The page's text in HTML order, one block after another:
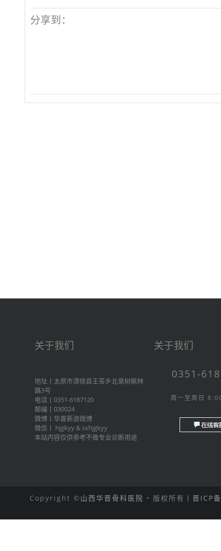
分享到：
关于我们
地址丨太原市清徐县王答乡北录树枫林
路3号
电话丨0351-6187120
邮编丨030024
微博丨 华晋新浪微博
微信丨 hjgkyy & sxhjgkyy
本站内容仅供参考不做专业诊断用途
关于我们
0351-
周一至周日
Copyright © 山西华晋骨科医院 • 版权所有丨 晋ICP